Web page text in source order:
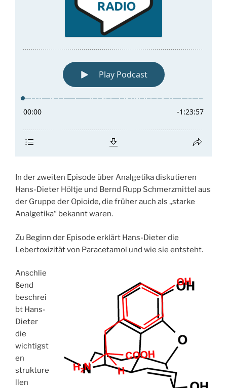
In der zweiten Episode über Analgetika diskutieren
Hans-Dieter Höltje und Bernd Rupp Schmerzmittel aus
der Gruppe der Opioide, die früher auch als „starke
Analgetika“ bekannt waren.
Zu Beginn der Episode erklärt Hans-Dieter die
Lebertoxizität von Paracetamol und wie sie entsteht.
Anschlie
ßend
beschrei
bt Hans-
Dieter
die
wichtigst
en
strukture
llen